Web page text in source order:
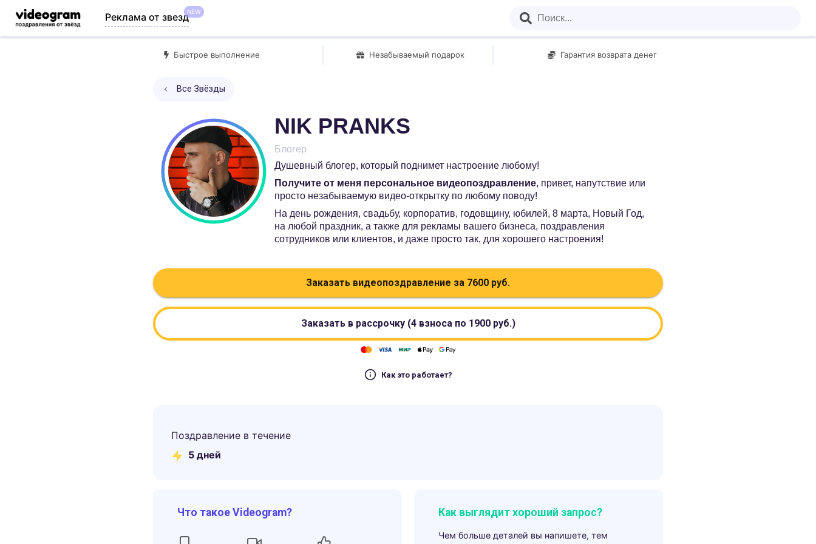
Реклама от звездNEW
Быстрое выполнение Незабываемый подарок Гарантия возврата денег
Все Звёзды
NIK PRANKS
Блогер
Душевный блогер, который поднимет настроение любому!
Получите от меня персональное видеопоздравление, привет, напутствие или
просто незабываемую видео-открытку по любому поводу!
На день рождения, свадьбу, корпоратив, годовщину, юбилей, 8 марта, Новый Год,
на любой праздник, а также для рекламы вашего бизнеса, поздравления
сотрудников или клиентов, и даже просто так, для хорошего настроения!
Заказать видеопоздравление за 7600 руб.
Заказать в рассрочку (4 взноса по 1900руб.)
Как это работает?
Поздравление в течение
5 дней
Что такое Videogram? Как выглядит хороший запрос?
Чем больше деталей вы напишете, тем